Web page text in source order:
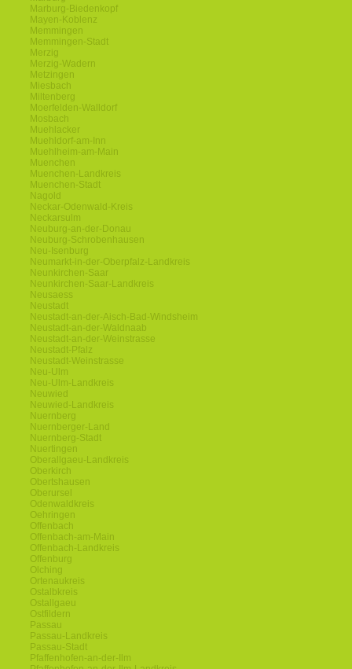
Marburg-Biedenkopf
Mayen-Koblenz
Memmingen
Memmingen-Stadt
Merzig
Merzig-Wadern
Metzingen
Miesbach
Miltenberg
Moerfelden-Walldorf
Mosbach
Muehlacker
Muehldorf-am-Inn
Muehlheim-am-Main
Muenchen
Muenchen-Landkreis
Muenchen-Stadt
Nagold
Neckar-Odenwald-Kreis
Neckarsulm
Neuburg-an-der-Donau
Neuburg-Schrobenhausen
Neu-Isenburg
Neumarkt-in-der-Oberpfalz-Landkreis
Neunkirchen-Saar
Neunkirchen-Saar-Landkreis
Neusaess
Neustadt
Neustadt-an-der-Aisch-Bad-Windsheim
Neustadt-an-der-Waldnaab
Neustadt-an-der-Weinstrasse
Neustadt-Pfalz
Neustadt-Weinstrasse
Neu-Ulm
Neu-Ulm-Landkreis
Neuwied
Neuwied-Landkreis
Nuernberg
Nuernberger-Land
Nuernberg-Stadt
Nuertingen
Oberallgaeu-Landkreis
Oberkirch
Obertshausen
Oberursel
Odenwaldkreis
Oehringen
Offenbach
Offenbach-am-Main
Offenbach-Landkreis
Offenburg
Olching
Ortenaukreis
Ostalbkreis
Ostallgaeu
Ostfildern
Passau
Passau-Landkreis
Passau-Stadt
Pfaffenhofen-an-der-Ilm